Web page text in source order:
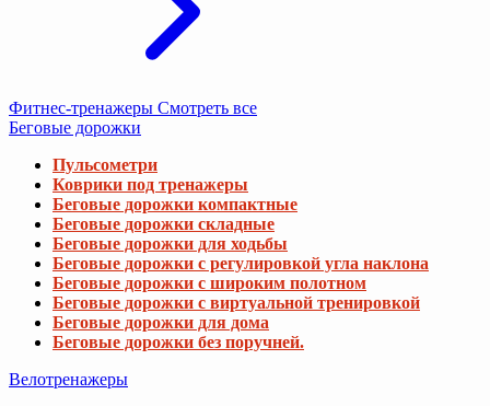
Фитнес-тренажеры Смотреть все
Беговые дорожки
Пульсометри
Коврики под тренажеры
Беговые дорожки компактные
Беговые дорожки складные
Беговые дорожки для ходьбы
Беговые дорожки с регулировкой угла наклона
Беговые дорожки с широким полотном
Беговые дорожки с виртуальной тренировкой
Беговые дорожки для дома
Беговые дорожки без поручней.
Велотренажеры